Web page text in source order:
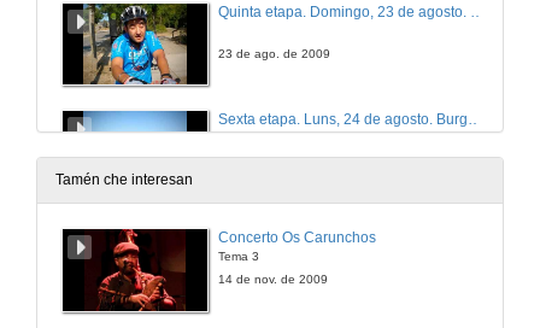
23 de ago. de 2009
Sexta etapa. Luns, 24 de agosto. Burgos - Carrión de los Condes
25 de ago. de 2009
Tamén che interesan
Concerto Os Carunchos
Tema 3
14 de nov. de 2009